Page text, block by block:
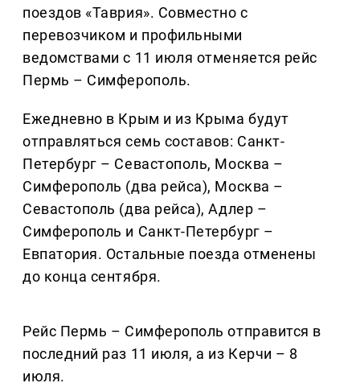
поездов «Таврия». Совместно с
перевозчиком и профильными
ведомствами с 11 июля отменяется рейс
Пермь – Симферополь.
Ежедневно в Крым и из Крыма будут
отправляться семь составов: Санкт-
Петербург – Севастополь, Москва –
Симферополь (два рейса), Москва –
Севастополь (два рейса), Адлер –
Симферополь и Санкт-Петербург –
Евпатория. Остальные поезда отменены
до конца сентября.
Рейс Пермь – Симферополь отправится в
последний раз 11 июля, а из Керчи – 8
июля.